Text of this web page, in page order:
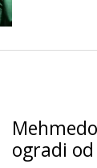
ogradi od